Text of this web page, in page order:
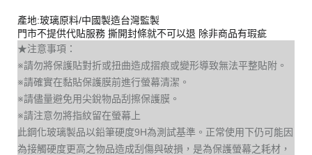
產地:玻璃原料/中國製造台灣監製
門市不提供代貼服務 撕開封條就不可以退 除非商品有瑕疵
★注意事項：
※請勿將保護貼對折或扭曲造成摺痕或變形導致無法平整貼附。
※請確實在黏貼保護膜前進行螢幕清潔。
※請儘量避免用尖銳物品刮擦保護膜。
※請注意勿將指紋留在螢幕上
此鋼化玻璃製品以鉛筆硬度9H為測試基準。正常使用下仍可能因
為接觸硬度更高之物品造成刮傷與破損，是為保護螢幕之耗材，